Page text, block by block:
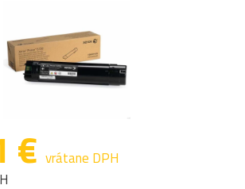
€ vrátane DPH